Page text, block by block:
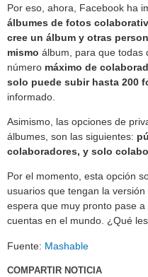
Por eso, ahora, Facebook ha
álbumes de fotos
cree un álbum y otras
mismo álbum, para que todas
número máximo de
solo puede subir hasta 200
informado.
Asimismo, las opciones de
álbumes, son las siguientes:
colaboradores, y solo
Por el momento, esta opción
usuarios que tengan la
espera que muy pronto pase
cuentas en el mundo. ¿Qué
Fuente: Mashable
COMPARTIR NOTICIA